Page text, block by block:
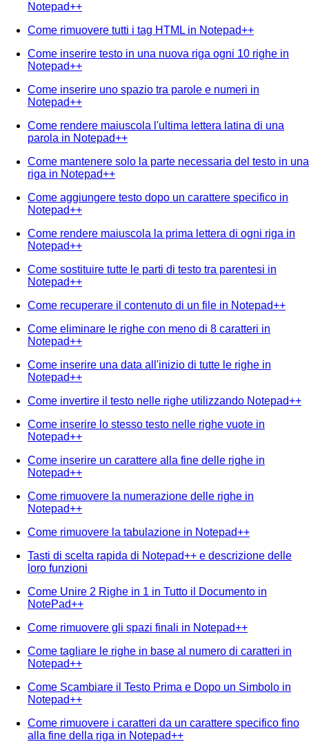
Notepad++
Come rimuovere tutti i tag HTML in Notepad++
Come inserire testo in una nuova riga ogni 10 righe in
Notepad++
Come inserire uno spazio tra parole e numeri in
Notepad++
Come rendere maiuscola l'ultima lettera latina di una
parola in Notepad++
Come mantenere solo la parte necessaria del testo in una
riga in Notepad++
Come aggiungere testo dopo un carattere specifico in
Notepad++
Come rendere maiuscola la prima lettera di ogni riga in
Notepad++
Come sostituire tutte le parti di testo tra parentesi in
Notepad++
Come recuperare il contenuto di un file in Notepad++
Come eliminare le righe con meno di 8 caratteri in
Notepad++
Come inserire una data all'inizio di tutte le righe in
Notepad++
Come invertire il testo nelle righe utilizzando Notepad++
Come inserire lo stesso testo nelle righe vuote in
Notepad++
Come inserire un carattere alla fine delle righe in
Notepad++
Come rimuovere la numerazione delle righe in
Notepad++
Come rimuovere la tabulazione in Notepad++
Tasti di scelta rapida di Notepad++ e descrizione delle
loro funzioni
Come Unire 2 Righe in 1 in Tutto il Documento in
NotePad++
Come rimuovere gli spazi finali in Notepad++
Come tagliare le righe in base al numero di caratteri in
Notepad++
Come Scambiare il Testo Prima e Dopo un Simbolo in
Notepad++
Come rimuovere i caratteri da un carattere specifico fino
alla fine della riga in Notepad++